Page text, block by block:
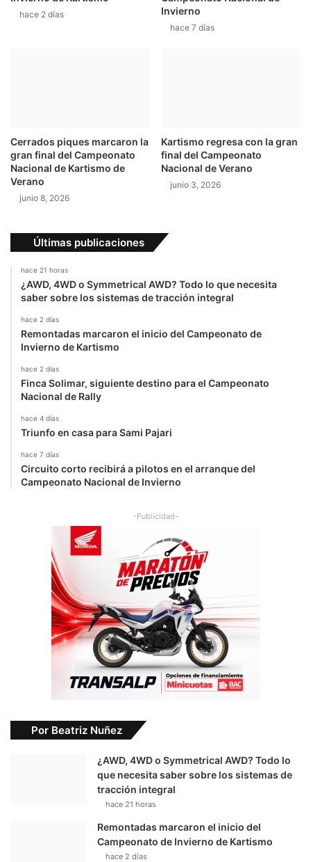
hace 2 días
Invierno
hace 7 días
Cerrados piques marcaron la
gran final del Campeonato
Nacional de Kartismo de
Verano
junio 8, 2026
Kartismo regresa con la gran
final del Campeonato
Nacional de Verano
junio 3, 2026
Últimas publicaciones
hace 21 horas
¿AWD, 4WD o Symmetrical AWD? Todo lo que necesita
saber sobre los sistemas de tracción integral
hace 2 días
Remontadas marcaron el inicio del Campeonato de
Invierno de Kartismo
hace 2 días
Finca Solimar, siguiente destino para el Campeonato
Nacional de Rally
hace 4 días
Triunfo en casa para Sami Pajari
hace 7 días
Circuito corto recibirá a pilotos en el arranque del
Campeonato Nacional de Invierno
-Publicidad-
Por Beatriz Nuñez
¿AWD, 4WD o Symmetrical AWD? Todo lo
que necesita saber sobre los sistemas de
tracción integral
hace 21 horas
Remontadas marcaron el inicio del
Campeonato de Invierno de Kartismo
hace 2 días